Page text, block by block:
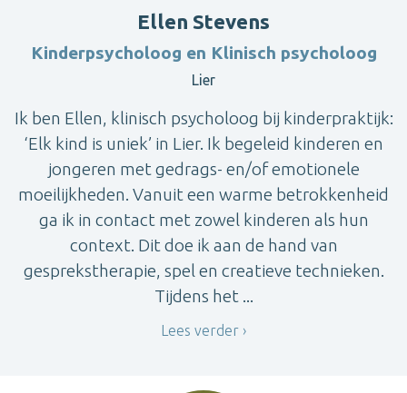
Ellen Stevens
Kinderpsycholoog en Klinisch psycholoog
Lier
Ik ben Ellen, klinisch psycholoog bij kinderpraktijk:
‘Elk kind is uniek’ in Lier. Ik begeleid kinderen en
jongeren met gedrags- en/of emotionele
moeilijkheden. Vanuit een warme betrokkenheid
ga ik in contact met zowel kinderen als hun
context. Dit doe ik aan de hand van
gesprekstherapie, spel en creatieve technieken.
Tijdens het ...
Lees verder